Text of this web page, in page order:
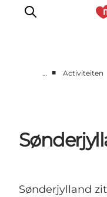
Events
Booking
… ■ Activiteiten
Sønderjylland